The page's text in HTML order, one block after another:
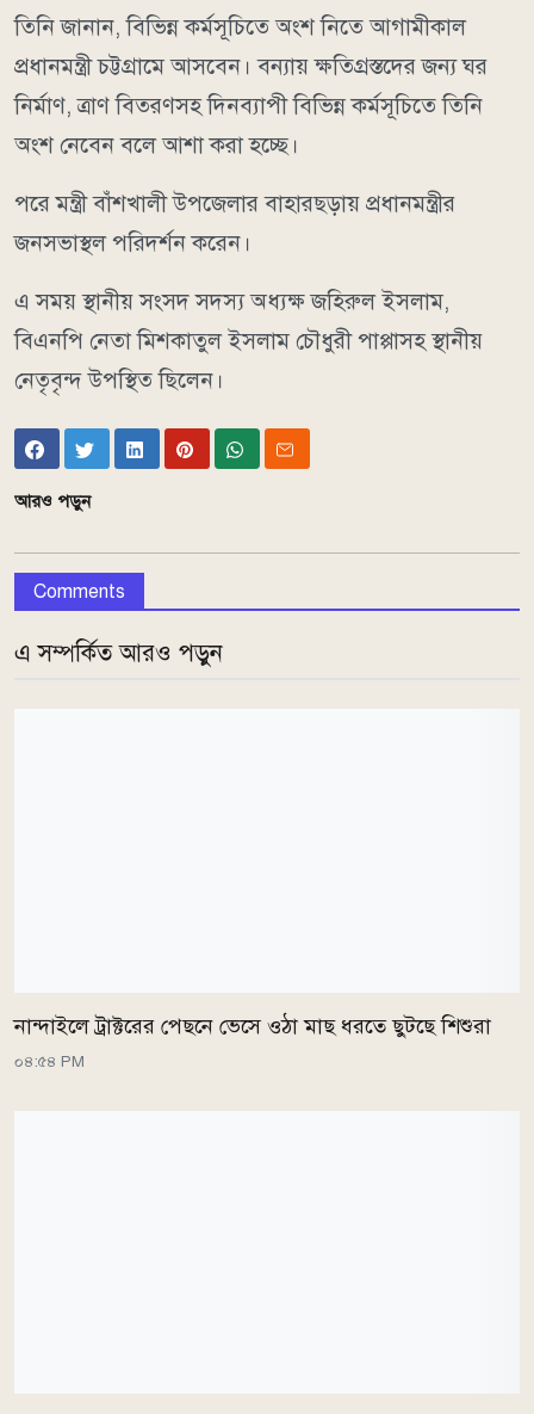
তিনি জানান, বিভিন্ন কর্মসূচিতে অংশ নিতে আগামীকাল
প্রধানমন্ত্রী চট্টগ্রামে আসবেন। বন্যায় ক্ষতিগ্রস্তদের জন্য ঘর
নির্মাণ, ত্রাণ বিতরণসহ দিনব্যাপী বিভিন্ন কর্মসূচিতে তিনি
অংশ নেবেন বলে আশা করা হচ্ছে।
পরে মন্ত্রী বাঁশখালী উপজেলার বাহারছড়ায় প্রধানমন্ত্রীর
জনসভাস্থল পরিদর্শন করেন।
এ সময় স্থানীয় সংসদ সদস্য অধ্যক্ষ জহিরুল ইসলাম,
বিএনপি নেতা মিশকাতুল ইসলাম চৌধুরী পাপ্পাসহ স্থানীয়
নেতৃবৃন্দ উপস্থিত ছিলেন।
আরও পড়ুন
Comments
এ সম্পর্কিত আরও পড়ুন
নান্দাইলে ট্রাক্টরের পেছনে ভেসে ওঠা মাছ ধরতে ছুটছে শিশুরা
০৪:৫৪ PM